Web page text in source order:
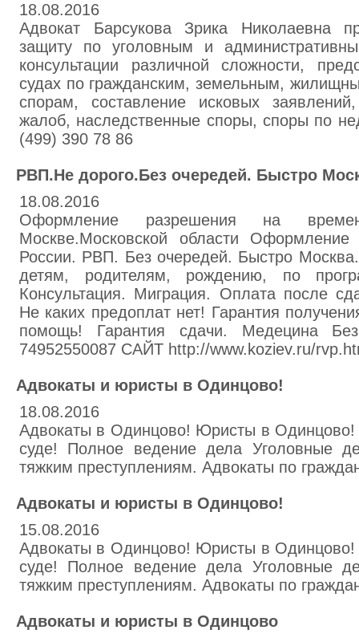
18.08.2016
Адвокат Барсукова Зрика Николаевна
защиту по уголовным и
консультации различной сложности,
судах по гражданским, земельным,
спорам, составление исковых
жалоб, наследственные споры, споры по
(499) 390 78 86
РВП.Не дорого.Без очередей. Быстро
18.08.2016
Оформление разрешения на
Москве.Московской области
России. РВП. Без очередей. Быстро
детям, родителям, рождению, по
Консультация. Миграция. Оплата после
Не каких предоплат нет! Гарантия
помощь! Гарантия сдачи. Медецина
74952550087 САЙТ http://www.koziev.ru/
Адвокаты и юристы в Одинцово!
18.08.2016
Адвокаты в Одинцово! Юристы в Одинцово!
суде! Полное ведение дела Уголовные
тяжким преступлениям. Адвокаты по
Адвокаты и юристы в Одинцово!
15.08.2016
Адвокаты в Одинцово! Юристы в Одинцово!
суде! Полное ведение дела Уголовные
тяжким преступлениям. Адвокаты по
Адвокаты и юристы в Одинцово